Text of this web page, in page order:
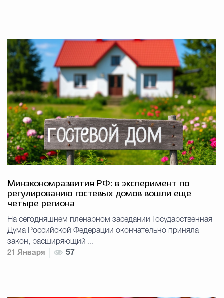
Минэкономразвития РФ: в эксперимент по
регулированию гостевых домов вошли еще
четыре региона
На сегодняшнем пленарном заседании Государственная
Дума Российской Федерации окончательно приняла
закон, расширяющий ...
21 Января
57